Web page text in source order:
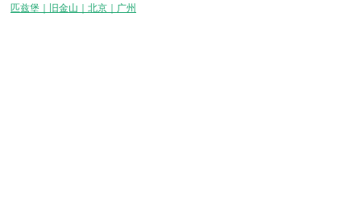
匹兹堡｜旧金山｜北京｜广州